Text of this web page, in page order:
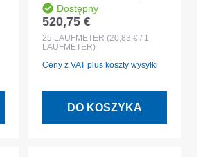
A240SL5 standard
fabryczny PVC-P
NB nakładana
wewnętrznie - 25m
Dostępny
Cena regularna:
520,75 €
25 LAUFMETER (20,83 € / 1
LAUFMETER)
Ceny z VAT plus koszty wysyłki
DO KOSZYKA